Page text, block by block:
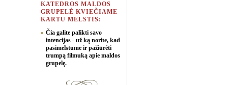
KATEDROS MALDOS
GRUPELĖ KVIEČIAME
KARTU MELSTIS:
Čia galite palikti savo
intencijas - už ką norite, kad
pasimelstume ir pažiūrėti
trumpą filmuką apie maldos
grupelę.